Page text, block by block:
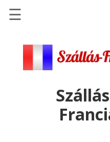
Szállások
Repülőjegy
☰